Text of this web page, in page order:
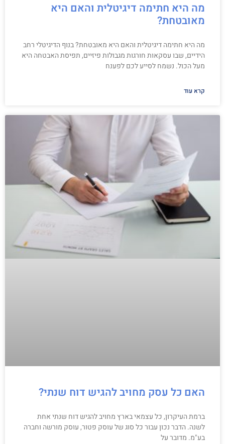
מה היא חתימה דיגיטלית והאם היא
מאובטחת?
מה היא חתימה דיגיטלית והאם היא מאובטחת? בנוף הדיגיטלי רחב
הידיים, שבו עסקאות חורגות מגבולות פיזיים, תפיסת האבטחה היא
מעל הכול. נשמח לסייע לכם לפענח
קרא עוד
האם כל עסק מחויב להגיש דוח שנתי?
ברמת העיקרון, כל עצמאי בארץ מחויב להגיש דוח שנתי אחת
לשנה. הדבר נכון עבור כל סוג של עוסק פטור, עוסק מורשה וחברה
בע"מ. מדובר על